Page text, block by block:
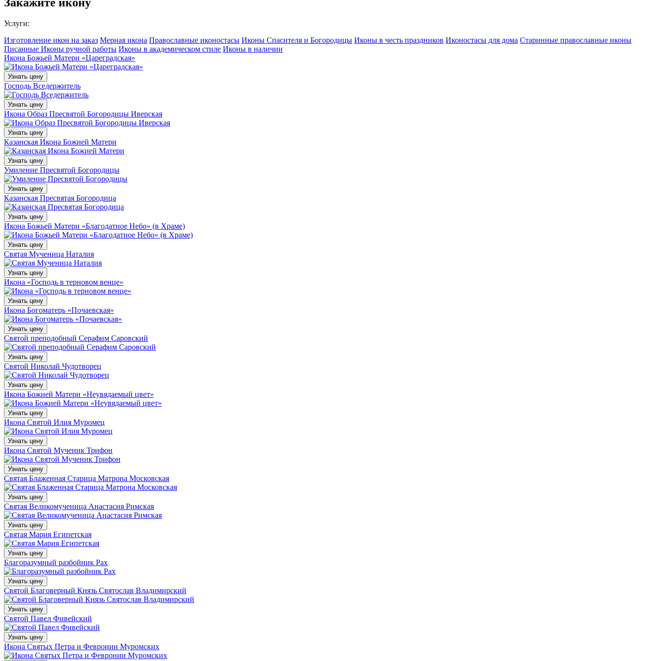
Услуги:
Изготовление икон на заказ Мерная икона Православные иконостасы Иконы Спасителя и Богородицы Иконы в честь праздников Иконостасы для дома Старинные православные иконы
Писанные Иконы ручной работы Иконы в академическом стиле Иконы в наличии
Икона Божьей Матери «Цареградская»
Узнать цену
Господь Вседержитель
Узнать цену
Икона Образ Пресвятой Богородицы Иверская
Узнать цену
Казанская Икона Божией Матери
Узнать цену
Умиление Пресвятой Богородицы
Узнать цену
Казанская Пресвятая Богородица
Узнать цену
Икона Божьей Матери «Благодатное Небо» (в Храме)
Узнать цену
Святая Мученица Наталия
Узнать цену
Икона «Господь в терновом венце»
Узнать цену
Икона Богоматерь «Почаевская»
Узнать цену
Святой преподобный Серафим Саровский
Узнать цену
Святой Николай Чудотворец
Узнать цену
Икона Божией Матери «Неувядаемый цвет»
Узнать цену
Икона Святой Илия Муромец
Узнать цену
Икона Святой Мученик Трифон
Узнать цену
Святая Блаженная Старица Матрона Московская
Узнать цену
Святая Великомученица Анастасия Римская
Узнать цену
Святая Мария Египетская
Узнать цену
Благоразумный разбойник Рах
Узнать цену
Святой Благоверный Князь Святослав Владимирский
Узнать цену
Святой Павел Фивейский
Узнать цену
Икона Святых Петра и Февронии Муромских